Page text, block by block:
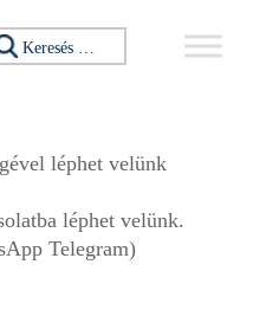
léphet velünk
léphet velünk.
Telegram)